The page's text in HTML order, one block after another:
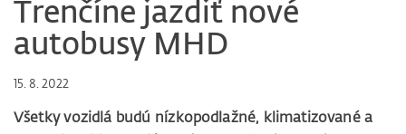
Trenčíne jazdiť nové
autobusy MHD
15. 8. 2022
Všetky vozidlá budú nízkopodlažné, klimatizované a